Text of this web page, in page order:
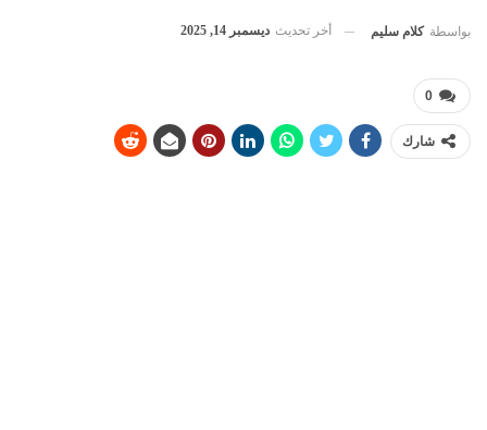
بواسطة كلام سليم أخر تحديث ديسمبر 14, 2025
0
شارك